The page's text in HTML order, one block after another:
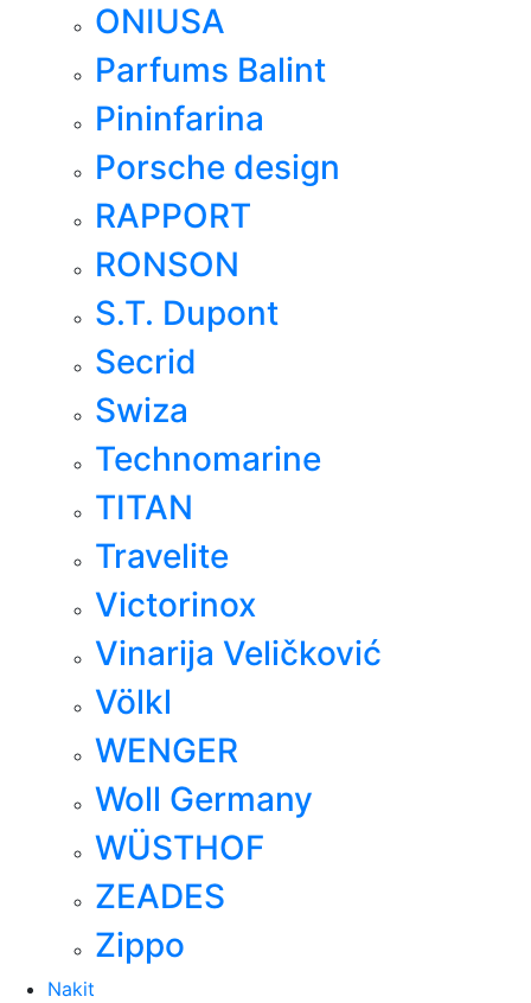
ONIUSA
Parfums Balint
Pininfarina
Porsche design
RAPPORT
RONSON
S.T. Dupont
Secrid
Swiza
Technomarine
TITAN
Travelite
Victorinox
Vinarija Veličković
Völkl
WENGER
Woll Germany
WÜSTHOF
ZEADES
Zippo
Nakit